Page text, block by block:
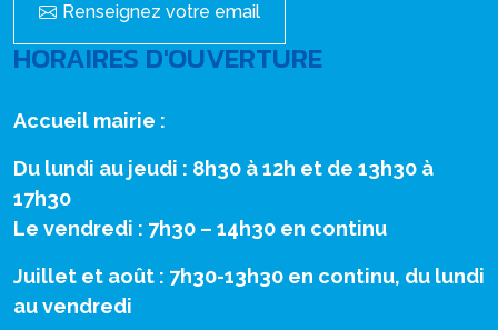
Renseignez votre email
HORAIRES D'OUVERTURE
Accueil mairie :
Du lundi au jeudi : 8h30 à 12h et de 13h30 à
17h30
Le vendredi : 7h30 – 14h30 en continu
Juillet et août : 7h30-13h30 en continu, du lundi
au vendredi